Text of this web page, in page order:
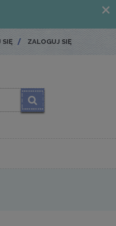
SIĘ ZALOGUJ SIĘ